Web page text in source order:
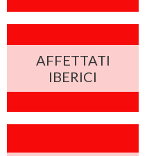
AFFETTATI
IBERICI